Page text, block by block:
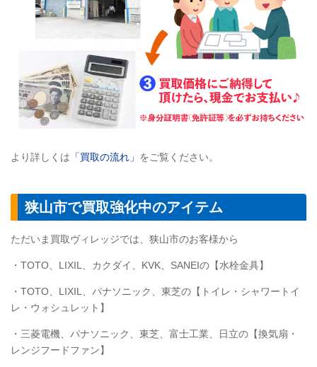
より詳しくは 「買取の流れ」 をご覧ください。
狭山市で買取強化中のアイテム
ただいま買取ヴィレッジでは、狭山市のお客様から
・TOTO、LIXIL、カクダイ、KVK、SANEIの【水栓金具】
・ TOTO、LIXIL、パナソニック、東芝の【トイレ・シャワートイ
レ・ウォシュレット】
・三菱電機、パナソニック、東芝、富士工業、日立の【換気扇・
レンジフードファン】